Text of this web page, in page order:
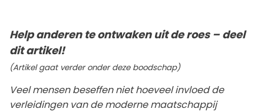
Help anderen te ontwaken uit de roes – deel
dit artikel!
(Artikel gaat verder onder deze boodschap)
Veel mensen beseffen niet hoeveel invloed de
verleidingen van de moderne maatschappij